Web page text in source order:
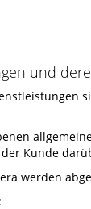
und
Kunde
werden